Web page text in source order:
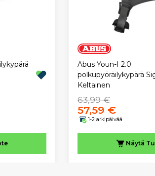
Abus Youn-I 2.0
polkupyöräilykypärä
Keltainen
63,99 €
57,59 €
1-2 arkipäivää
Näytä